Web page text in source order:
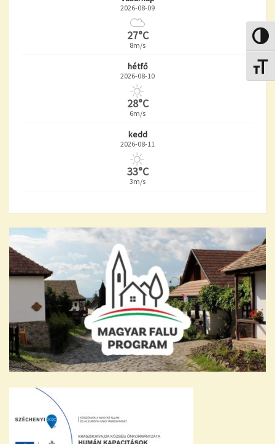
2026-08-09
27°C
8m/s
hétfő
2026-08-10
28°C
6m/s
kedd
2026-08-11
33°C
3m/s